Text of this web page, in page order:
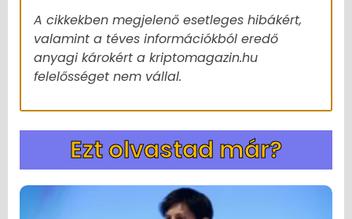
A cikkekben megjelenő esetleges hibákért,
valamint a téves információkból eredő
anyagi károkért a kriptomagazin.hu
felelősséget nem vállal.
Ezt olvastad már?